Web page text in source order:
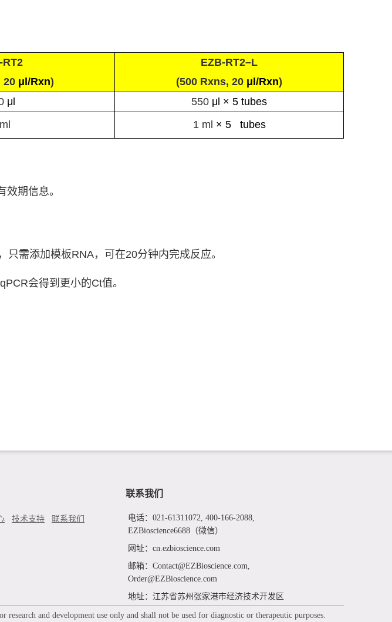
RT2
20 μl/Rxn)
EZB-RT2–L
(500 Rxns, 20 μl/Rxn)
μl 550 μl × 5 tubes
1 ml × 5 tubes
效期信息。
只需添加模板RNA，可在20分钟内完成反应。
qPCR会得到更小的Ct值。
技术支持 联系我们
联系我们
电话：021-61311072, 400-166-2088,
EZBioscience6688（微信）
网址：cn.ezbioscience.com
邮箱：Contact@EZBioscience.com,
Order@EZBioscience.com
地址：江苏省苏州张家港市经济技术开发区
and development use only and shall not be used for diagnostic or therapeutic purposes.